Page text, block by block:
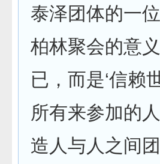
泰泽团体的一
柏林聚会的意
已，而是‘信赖
所有来参加的
造人与人之间